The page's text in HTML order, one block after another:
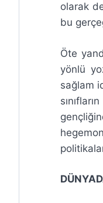
olarak
bu
Öte
yönlü
sağlam